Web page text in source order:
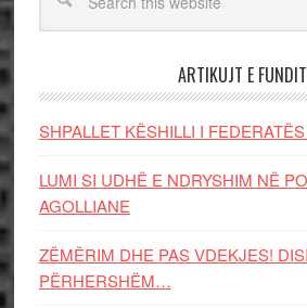
ARTIKUJT E FUNDIT
SHPALLET KËSHILLI I
LUMI SI UDHË E NDRYSHIM NË
AGOLLIANE
ZËMËRIM DHE PAS VDEKJES!
PËRHERSHËM…